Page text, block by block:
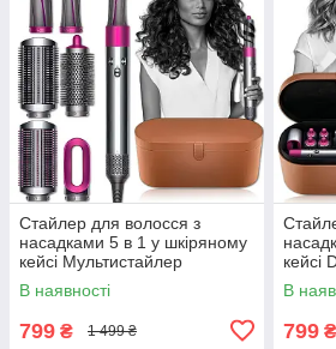
Стайлер для волосся з
насадками 5 в 1 у шкіряному
кейсі Мультистайлер
автоматичний для укладання
та завивки
В наявності
799 ₴ 1 499 ₴
кейсі
В
799 ₴